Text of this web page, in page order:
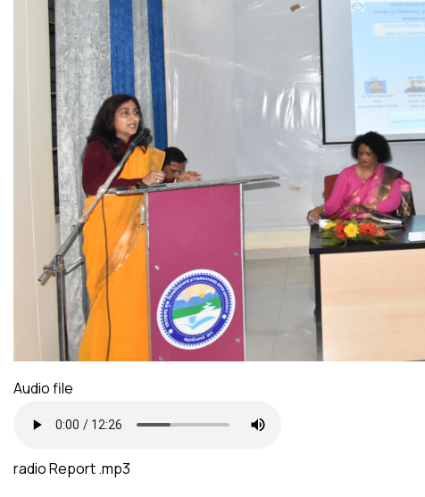
Audio file
radio Report .mp3